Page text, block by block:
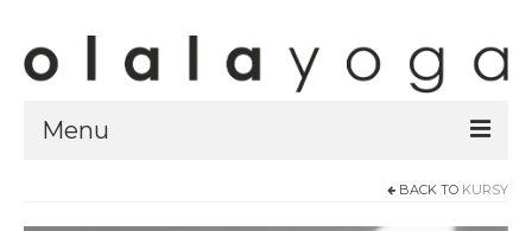
Menu
BACK TO KURSY